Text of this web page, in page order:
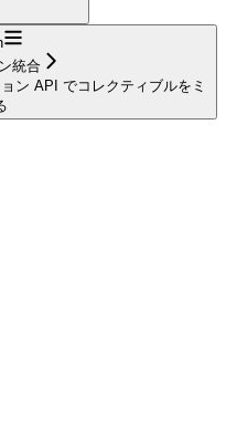
統合
ン API でコレクティブルをミ